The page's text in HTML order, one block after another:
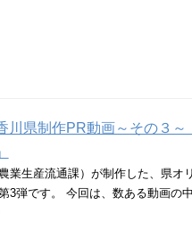
川県制作PR動画～その３
業生産流通課）が制作した、県オ
3弾です。 今回は、数ある動画の